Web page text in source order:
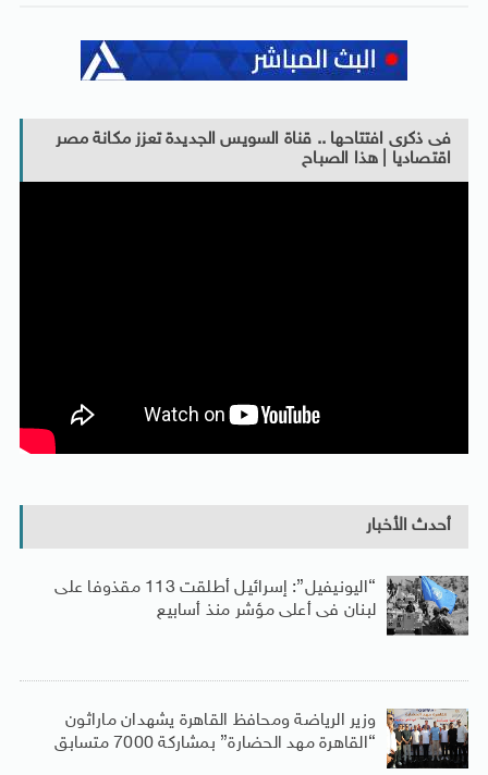
فى ذكرى افتتاحها .. قناة السويس الجديدة تعزز مكانة مصر
اقتصاديا | هذا الصباح
أحدث الأخبار
“اليونيفيل”: إسرائيل أطلقت 113 مقذوفا على
لبنان فى أعلى مؤشر منذ أسابيع
وزير الرياضة ومحافظ القاهرة يشهدان ماراثون
“القاهرة مهد الحضارة” بمشاركة 7000 متسابق